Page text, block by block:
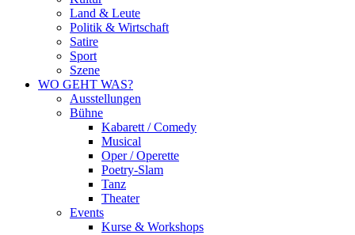
Land & Leute
Politik & Wirtschaft
Satire
Sport
Szene
WO GEHT WAS?
Ausstellungen
Bühne
Kabarett / Comedy
Musical
Oper / Operette
Poetry-Slam
Tanz
Theater
Events
Kurse & Workshops